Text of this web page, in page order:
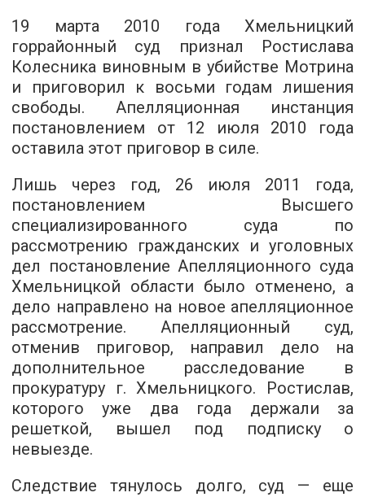
19 марта 2010 года Хмельницкий
горрайонный суд признал Ростислава
Колесника виновным в убийстве Мотрина
и приговорил к восьми годам лишения
свободы. Апелляционная инстанция
постановлением от 12 июля 2010 года
оставила этот приговор в силе.
Лишь через год, 26 июля 2011 года,
постановлением Высшего
специализированного суда по
рассмотрению гражданских и уголовных
дел постановление Апелляционного суда
Хмельницкой области было отменено, а
дело направлено на новое апелляционное
рассмотрение. Апелляционный суд,
отменив приговор, направил дело на
дополнительное расследование в
прокуратуру г. Хмельницкого. Ростислав,
которого уже два года держали за
решеткой, вышел под подписку о
невыезде.
Следствие тянулось долго, суд — еще